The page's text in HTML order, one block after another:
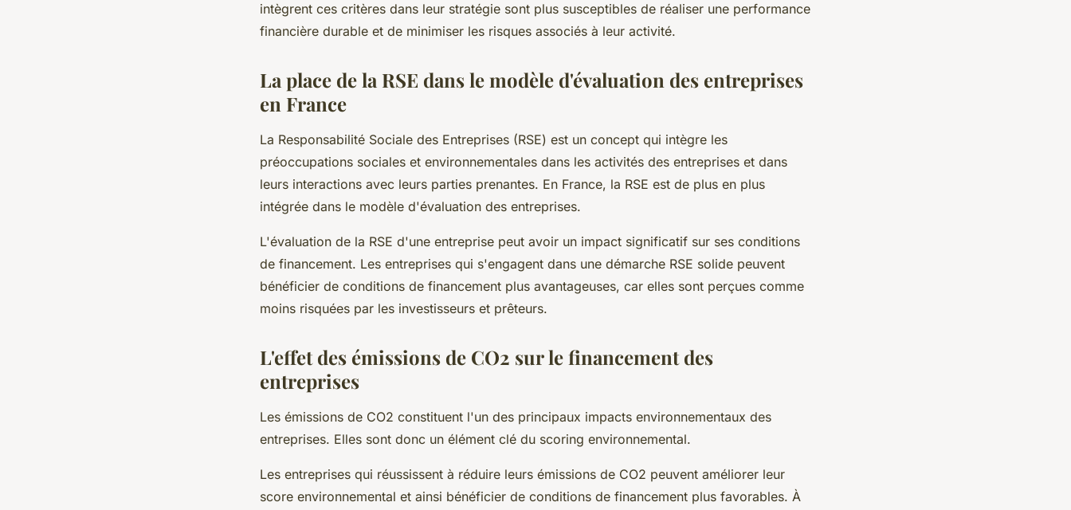
intègrent ces critères dans leur stratégie sont plus susceptibles de réaliser une performance
financière durable et de minimiser les risques associés à leur activité.
La place de la RSE dans le modèle d'évaluation des entreprises
en France
La Responsabilité Sociale des Entreprises (RSE) est un concept qui intègre les
préoccupations sociales et environnementales dans les activités des entreprises et dans
leurs interactions avec leurs parties prenantes. En France, la RSE est de plus en plus
intégrée dans le modèle d'évaluation des entreprises.
L'évaluation de la RSE d'une entreprise peut avoir un impact significatif sur ses conditions
de financement. Les entreprises qui s'engagent dans une démarche RSE solide peuvent
bénéficier de conditions de financement plus avantageuses, car elles sont perçues comme
moins risquées par les investisseurs et prêteurs.
L'effet des émissions de CO2 sur le financement des
entreprises
Les émissions de CO2 constituent l'un des principaux impacts environnementaux des
entreprises. Elles sont donc un élément clé du scoring environnemental.
Les entreprises qui réussissent à réduire leurs émissions de CO2 peuvent améliorer leur
score environnemental et ainsi bénéficier de conditions de financement plus favorables. À